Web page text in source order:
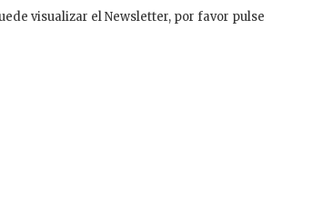
visualizar el Newsletter, por favor pulse